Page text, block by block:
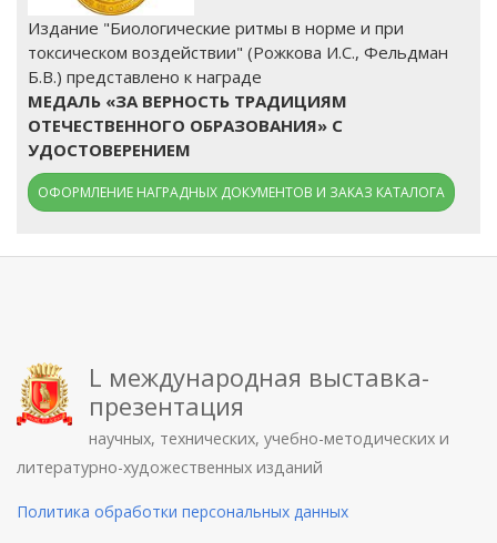
Издание "Биологические ритмы в норме и при
токсическом воздействии" (Рожкова И.С., Фельдман
Б.В.) представлено к награде
МЕДАЛЬ «ЗА ВЕРНОСТЬ ТРАДИЦИЯМ
ОТЕЧЕСТВЕННОГО ОБРАЗОВАНИЯ» С
УДОСТОВЕРЕНИЕМ
ОФОРМЛЕНИЕ НАГРАДНЫХ ДОКУМЕНТОВ И ЗАКАЗ КАТАЛОГА
L международная выставка-
презентация
научных, технических, учебно-методических и
литературно-художественных изданий
Политика обработки персональных данных